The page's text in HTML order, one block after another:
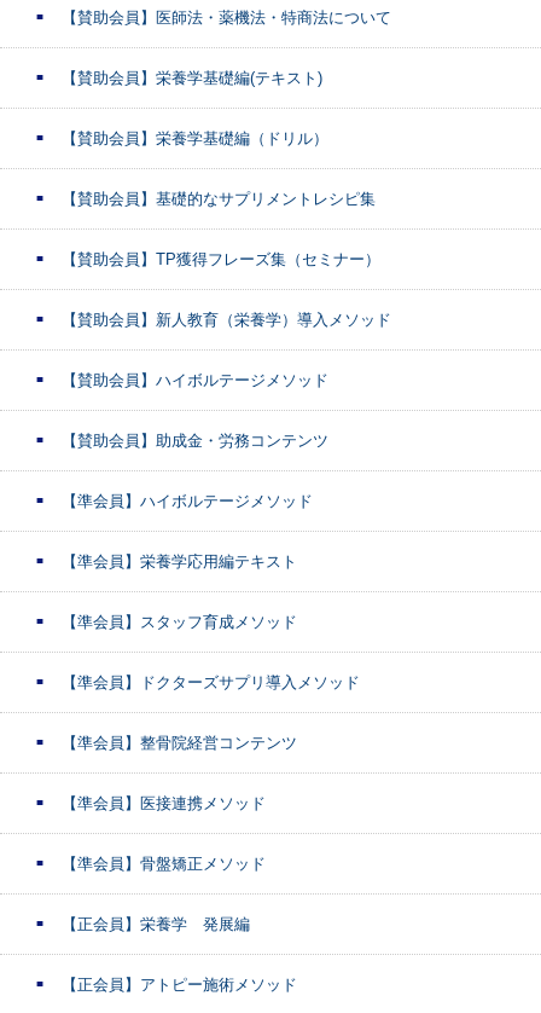
【賛助会員】医師法・薬機法・特商法について
【賛助会員】栄養学基礎編(テキスト)
【賛助会員】栄養学基礎編（ドリル）
【賛助会員】基礎的なサプリメントレシピ集
【賛助会員】TP獲得フレーズ集（セミナー）
【賛助会員】新人教育（栄養学）導入メソッド
【賛助会員】ハイボルテージメソッド
【賛助会員】助成金・労務コンテンツ
【準会員】ハイボルテージメソッド
【準会員】栄養学応用編テキスト
【準会員】スタッフ育成メソッド
【準会員】ドクターズサプリ導入メソッド
【準会員】整骨院経営コンテンツ
【準会員】医接連携メソッド
【準会員】骨盤矯正メソッド
【正会員】栄養学 発展編
【正会員】アトピー施術メソッド